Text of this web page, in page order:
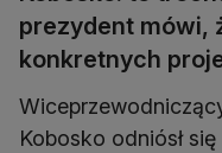
prezydent mówi,
konkretnych
Kobosko odniósł